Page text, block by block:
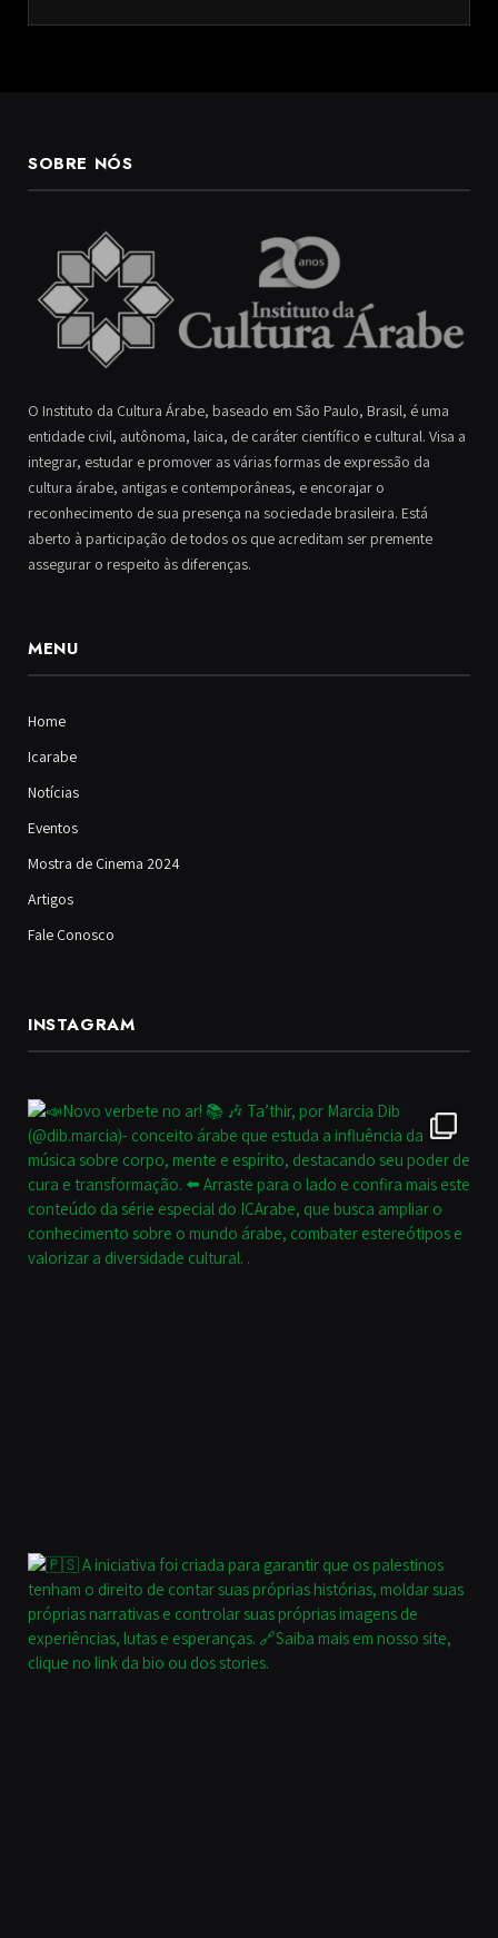
SOBRE NÓS
O Instituto da Cultura Árabe, baseado em São Paulo, Brasil, é uma
entidade civil, autônoma, laica, de caráter científico e cultural. Visa a
integrar, estudar e promover as várias formas de expressão da
cultura árabe, antigas e contemporâneas, e encorajar o
reconhecimento de sua presença na sociedade brasileira. Está
aberto à participação de todos os que acreditam ser premente
assegurar o respeito às diferenças.
MENU
Home
Icarabe
Notícias
Eventos
Mostra de Cinema 2024
Artigos
Fale Conosco
INSTAGRAM